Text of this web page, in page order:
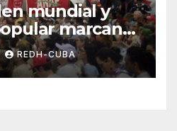
mundial y
marcan
IV Asamblea
ALBA
en Cuba
REDH-CUBA